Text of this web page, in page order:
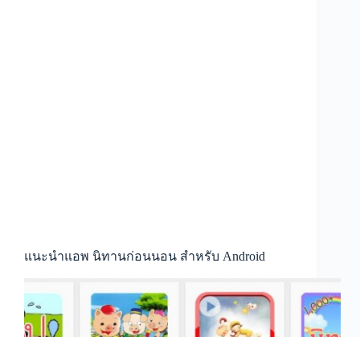
แนะนำแอพ นิทานก่อนนอน สำหรับ Android